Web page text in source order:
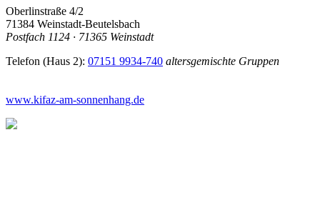
Oberlinstraße 4/2
71384 Weinstadt-Beutelsbach
Postfach 1124 · 71365 Weinstadt
Telefon (Haus 2): 07151 9934-740 altersgemischte Gruppen
www.kifaz-am-sonnenhang.de